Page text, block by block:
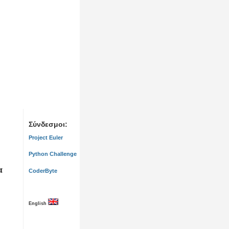
Σύνδεσμοι:
Project Euler
Python Challenge
CoderByte
English